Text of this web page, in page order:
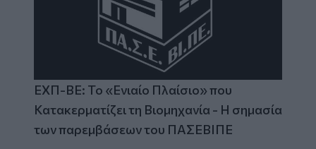
ΕΧΠ-ΒΕ: Το «Ενιαίο Πλαίσιο» που
Κατακερματίζει τη Βιομηχανία - Η σημασία
των παρεμβάσεων του ΠΑΣΕΒΙΠΕ